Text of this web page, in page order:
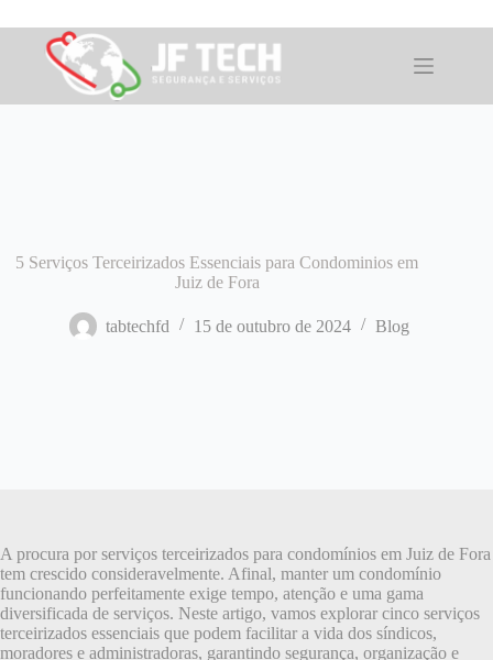
para
conteúdo
5 Serviços Terceirizados Essenciais para Condominios em
Juiz de Fora
tabtechfd 15 de outubro de 2024 Blog
A procura por serviços terceirizados para condomínios em Juiz de Fora
tem crescido consideravelmente. Afinal, manter um condomínio
funcionando perfeitamente exige tempo, atenção e uma gama
diversificada de serviços. Neste artigo, vamos explorar cinco serviços
terceirizados essenciais que podem facilitar a vida dos síndicos,
moradores e administradoras, garantindo segurança, organização e